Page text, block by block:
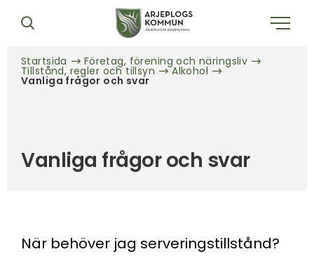
Startsida Företag, förening och näringsliv
Tillstånd, regler och tillsyn Alkohol
Vanliga frågor och svar
Vanliga frågor och svar
När behöver jag serveringstillstånd?